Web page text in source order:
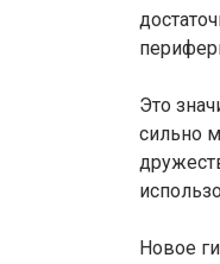
Это
сильно
Новое